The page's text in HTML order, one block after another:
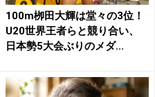
100m栁田大輝は堂々の3位！
U20世界王者らと競り合い、
日本勢5大会ぶりのメダ...